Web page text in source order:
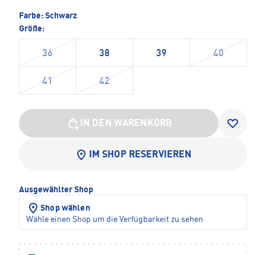
Farbe: Schwarz
Größe:
36 38 39 40
41 42
IN DEN WARENKORB
IM SHOP RESERVIEREN
Ausgewählter Shop
Shop wählen
Wähle einen Shop um die Verfügbarkeit zu sehen